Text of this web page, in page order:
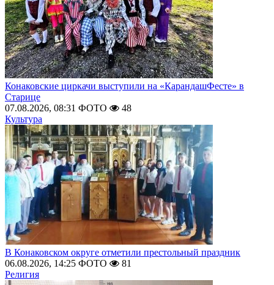
Конаковские циркачи выступили на «КарандашФесте» в
Старице
07.08.2026, 08:31 ФОТО
48
Культура
В Конаковском округе отметили престольный праздник
06.08.2026, 14:25 ФОТО
81
Религия